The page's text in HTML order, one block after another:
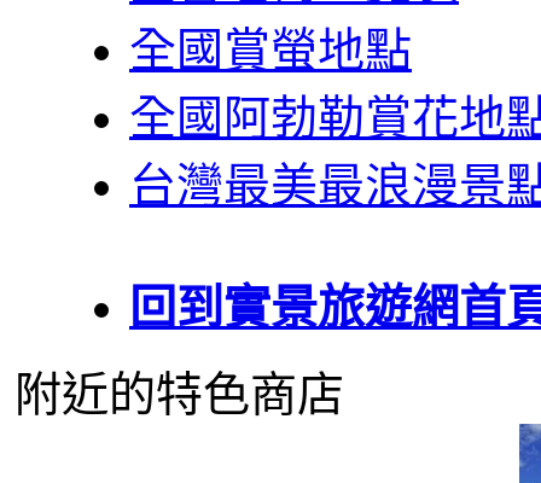
全國賞螢地點
全國阿勃勒賞花地
台灣最美最浪漫景
回到實景旅遊網首
附近的特色商店